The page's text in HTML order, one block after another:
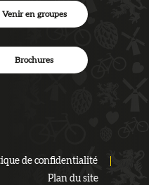
de confidentialité
Plan du site
Venir en groupes
Brochures